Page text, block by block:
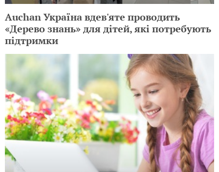
Auchan Україна вдев'яте проводить
«Дерево знань» для дітей, які потребують
підтримки